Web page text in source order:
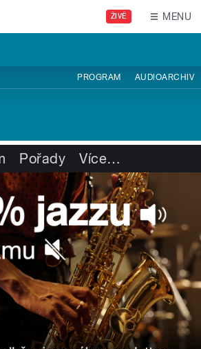
ŽIVĚ MENU
PROGRAM AUDIOARCHIV
Pořady Více…